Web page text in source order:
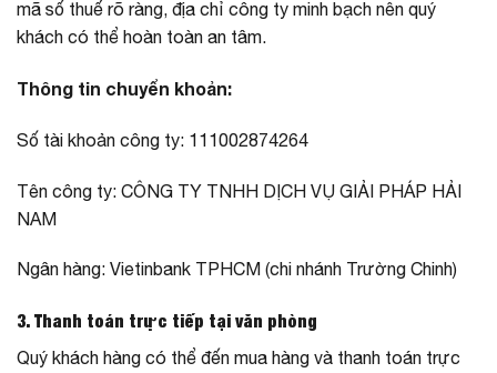
mã số thuế rõ ràng, địa chỉ công ty minh bạch nên quý
khách có thể hoàn toàn an tâm.
Thông tin chuyển khoản:
Số tài khoản công ty: 111002874264
Tên công ty: CÔNG TY TNHH DỊCH VỤ GIẢI PHÁP HẢI
NAM
Ngân hàng: Vietinbank TPHCM (chi nhánh Trường Chinh)
3. Thanh toán trực tiếp tại văn phòng
Quý khách hàng có thể đến mua hàng và thanh toán trực